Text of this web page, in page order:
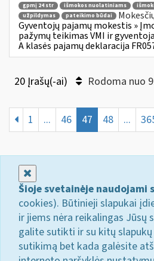
gpmį 24 str
išmokos nuolatiniams
užpildymas
pateikimo būdai
Gyventojų pajamų mokestis »
pažymų teikimas VMI ir
A klasės pajamų deklaracija
20 Įrašų(-ai) Rodoma nuo
1 ... 46 47 48 ...
Šioje svetainėje naudojami
cookies). Būtinieji slapukai
ir jiems nėra reikalingas Jūsų
galite sutikti ir su kitų slapukų
sutikimą bet kada galėsite